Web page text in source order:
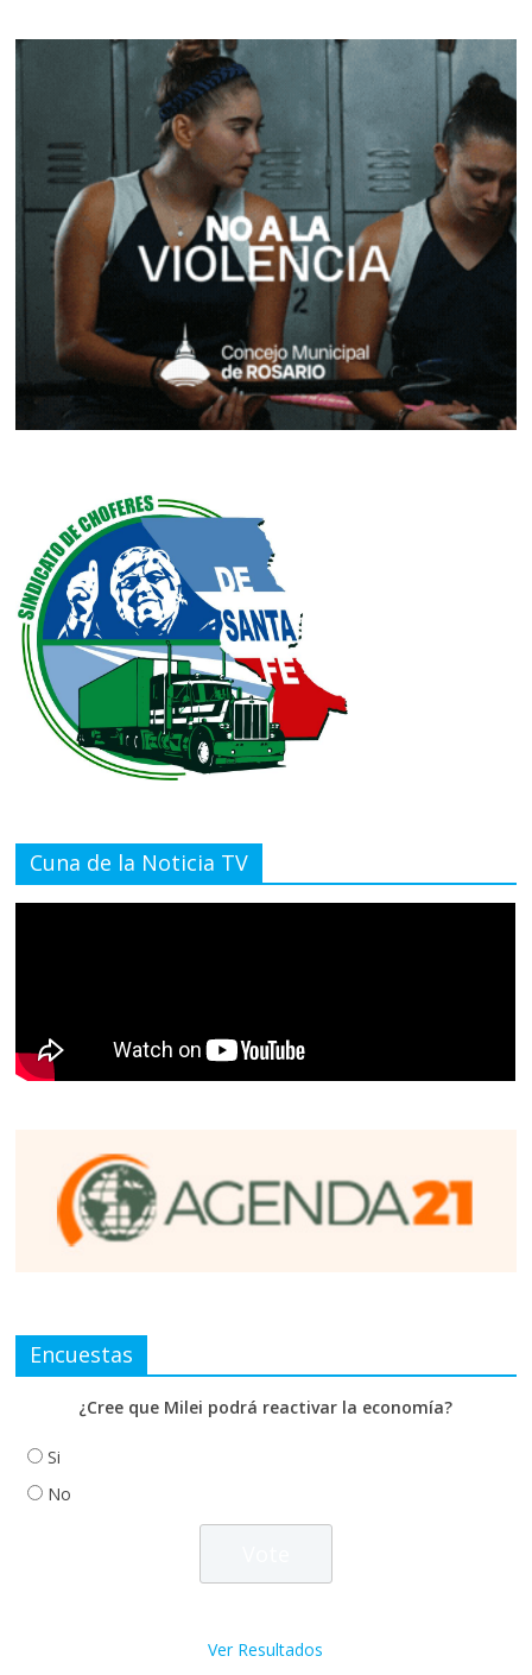
Cuna de la Noticia TV
Encuestas
¿Cree que Milei podrá reactivar la economía?
Si
No
Ver Resultados